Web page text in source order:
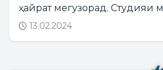
ҳайрат мегузорад. Студияи
“Rafael Viñoly Architects”
13.02.2024